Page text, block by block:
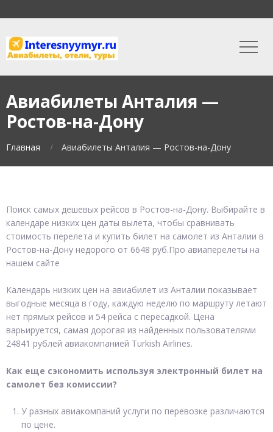
Авиабилеты Анталия —
Ростов-на-Дону
Главная Авиабилеты Анталия — Ростов-на-Дону
Поиск самых дешевых рейсов в Ростов-на-Дону. Выбирайте в
календаре низких цен даты вылета, чтобы сравнивать
стоимость перелета и купить билет на самолет из Анталии в
Ростов-на-Дону недорого от 6648 руб.Про авиаперелеты на
нашем сайте
Календарь низких цен на авиабилет из Анталии показывает
выгодные месяца в году, каждую неделю по маршруту летают
нет прямых рейсов и 54 рейса с пересадкой. Цена
варьируется, самая дорогая из найденных пользователями
24841 рублей авиакомпанией Turkish Airlines.
Как еще сэкономить используя электронный билет на
самолет без комиссии?
У разных авиакомпаний услуги по перевозке различаются
по цене.